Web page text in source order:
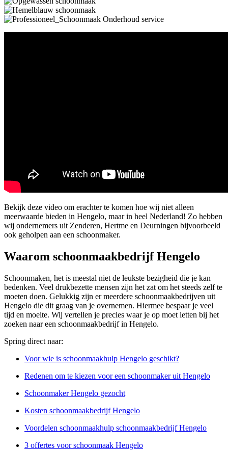
Bekijk deze video om erachter te komen hoe wij niet alleen
meerwaarde bieden in Hengelo, maar in heel Nederland! Zo hebben
wij ondernemers uit Zenderen, Hertme en Deurningen bijvoorbeeld
ook geholpen aan een schoonmaker.
Waarom schoonmaakbedrijf Hengelo
Schoonmaken, het is meestal niet de leukste bezigheid die je kan
bedenken. Veel drukbezette mensen zijn het zat om het steeds zelf te
moeten doen. Gelukkig zijn er meerdere schoonmaakbedrijven uit
Hengelo die dit graag van je overnemen. Hiermee bespaar je veel
tijd en moeite. Wij vertellen je precies waar je op moet letten bij het
zoeken naar een schoonmaakbedrijf in Hengelo.
Spring direct naar:
Voor wie is schoonmaakhulp Hengelo geschikt?
Redenen om te kiezen voor een schoonmaker uit Hengelo
Schoonmaker Hengelo gezocht
Kosten schoonmaakbedrijf Hengelo
Voordelen schoonmaakhulp schoonmaakbedrijf Hengelo
3 offertes voor schoonmaak Hengelo